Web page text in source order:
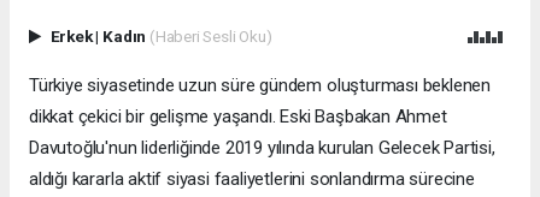
Erkek| Kadın (Haberi Sesli Oku)
Türkiye siyasetinde uzun süre gündem oluşturması beklenen
dikkat çekici bir gelişme yaşandı. Eski Başbakan Ahmet
Davutoğlu'nun liderliğinde 2019 yılında kurulan Gelecek Partisi,
aldığı kararla aktif siyasi faaliyetlerini sonlandırma sürecine